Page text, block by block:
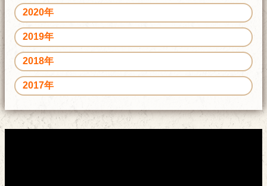
2020年
2019年
2018年
2017年